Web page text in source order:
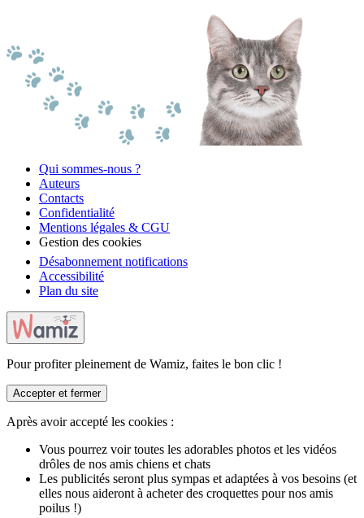
Qui sommes-nous ?
Auteurs
Contacts
Confidentialité
Mentions légales & CGU
Gestion des cookies
Désabonnement notifications
Accessibilité
Plan du site
Pour profiter pleinement de Wamiz, faites le bon clic !
Accepter et fermer
Après avoir accepté les cookies :
Vous pourrez voir toutes les adorables photos et les vidéos
drôles de nos amis chiens et chats
Les publicités seront plus sympas et adaptées à vos besoins (et
elles nous aideront à acheter des croquettes pour nos amis
poilus !)